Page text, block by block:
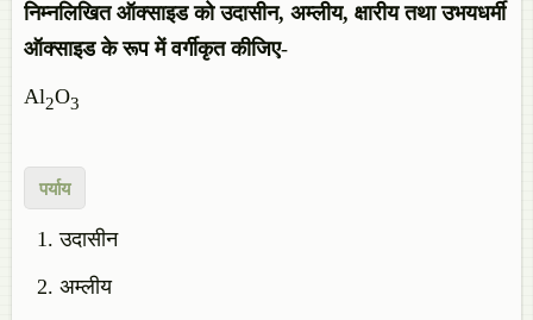
निम्नलिखित ऑक्साइड को उदासीन, अम्लीय, क्षारीय तथा उभयधर्मी
ऑक्साइड के रूप में वर्गीकृत कीजिए-
Al2O3
पर्याय
उदासीन
अम्लीय